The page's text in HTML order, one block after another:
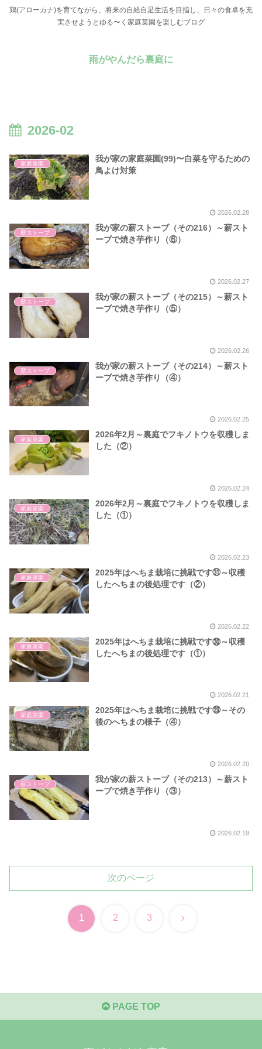
鶏(アローカナ)を育てながら、将来の自給自足生活を目指し、日々の食卓を充
実させようとゆる〜く家庭菜園を楽しむブログ
雨がやんだら裏庭に
2026-02
家庭菜園
我が家の家庭菜園(99)〜白菜を守るための
鳥よけ対策
2026.02.28
薪ストーブ
我が家の薪ストーブ（その216）～薪スト
ーブで焼き芋作り（⑥）
2026.02.27
薪ストーブ
我が家の薪ストーブ（その215）～薪スト
ーブで焼き芋作り（⑤）
2026.02.26
薪ストーブ
我が家の薪ストーブ（その214）～薪スト
ーブで焼き芋作り（④）
2026.02.25
家庭菜園
2026年2月～裏庭でフキノトウを収穫しま
した（②）
2026.02.24
家庭菜園
2026年2月～裏庭でフキノトウを収穫しま
した（①）
2026.02.23
家庭菜園
2025年はへちま栽培に挑戦です㉛～収穫
したへちまの後処理です（②）
2026.02.22
家庭菜園
2025年はへちま栽培に挑戦です㉚～収穫
したへちまの後処理です（①）
2026.02.21
家庭菜園
2025年はへちま栽培に挑戦です㉙～その
後のへちまの様子（④）
2026.02.20
薪ストーブ
我が家の薪ストーブ（その213）～薪スト
ーブで焼き芋作り（③）
2026.02.19
次のページ
1 2 3 次
PAGE TOP